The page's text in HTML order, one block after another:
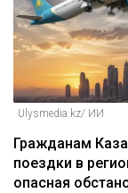
Ulysmedia.kz/ ИИ
Гражданам
поездки в
опасная